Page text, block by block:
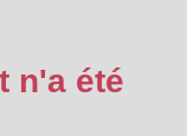
n'a été